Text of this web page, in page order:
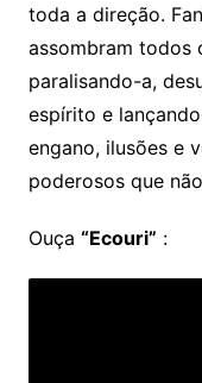
toda a direção.
assombram todos
paralisando-a,
espírito e
engano, ilusões e
poderosos que
Ouça “Ecouri” :